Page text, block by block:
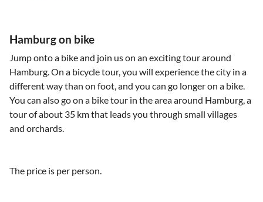
Hamburg on bike
Jump onto a bike and join us on an exciting tour around
Hamburg. On a bicycle tour, you will experience the city in a
different way than on foot, and you can go longer on a bike.
You can also go on a bike tour in the area around Hamburg, a
tour of about 35 km that leads you through small villages
and orchards.
The price is per person.